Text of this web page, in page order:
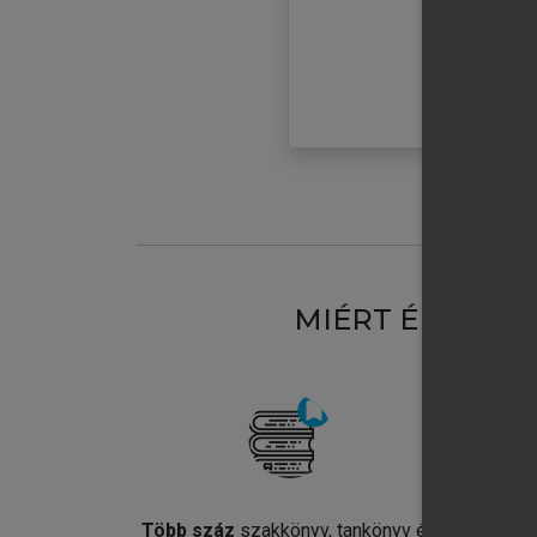
MIÉRT
Több száz szakkönyv, tankönyv és